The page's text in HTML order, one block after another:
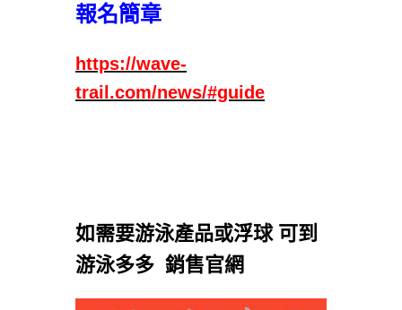
報名簡章
https://wave-
trail.com/news/#guide
如需要游泳產品或浮球 可到
游泳多多 銷售官網